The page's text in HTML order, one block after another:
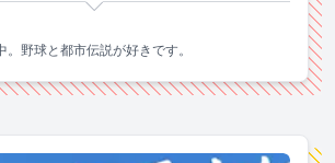
。野球と都市伝説が好きです。